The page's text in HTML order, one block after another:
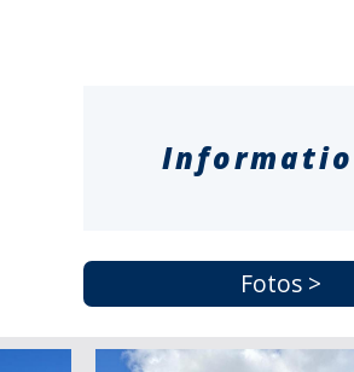
Fotos >